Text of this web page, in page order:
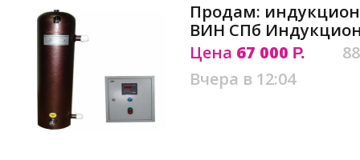
Продам:
ВИН СПб
Цена 67 000 Р.
Вчера в 12:04